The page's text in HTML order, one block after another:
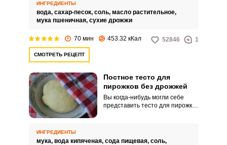
замешивается на воде.
ИНГРЕДИЕНТЫ
вода, сахар-песок, соль, масло растительное,
мука пшеничная, сухие дрожжи
70 мин 453.32 кКал 52846 1
СМОТРЕТЬ РЕЦЕПТ
Постное тесто для
пирожков без дрожжей
Вы когда-нибудь могли себе
представить тесто для пирожков
поделимся им с вами.
ИНГРЕДИЕНТЫ
мука, вода кипяченая, сода пищевая, соль,